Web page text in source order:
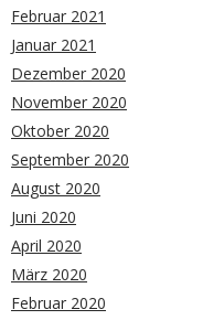
Februar 2021
Januar 2021
Dezember 2020
November 2020
Oktober 2020
September 2020
August 2020
Juni 2020
April 2020
März 2020
Februar 2020